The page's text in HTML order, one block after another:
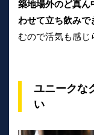
築地場外のど真ん
わせて立ち飲みで
むので活気も感
ユニークな
い